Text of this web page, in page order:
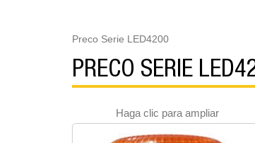
Preco Serie LED4200
PRECO SERIE
Haga clic para ampliar